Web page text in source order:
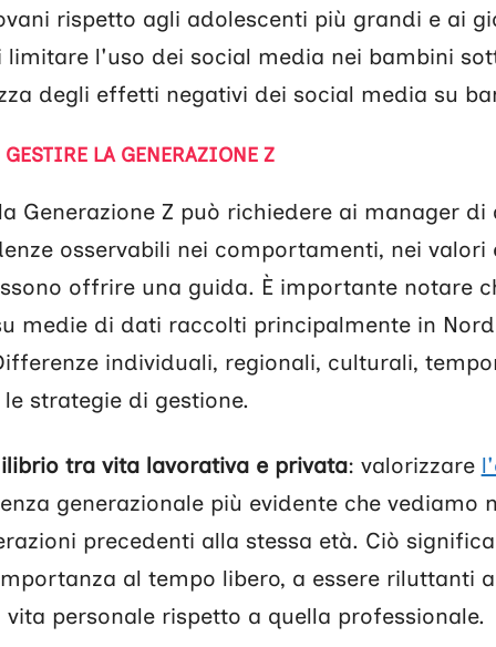
rispetto agli adolescenti più grandi e ai
limitare l'uso dei social media nei bambini
degli effetti negativi dei social media su
LA GENERAZIONE Z
Generazione Z può richiedere ai manager
osservabili nei comportamenti, nei valori
offrire una guida. È importante notare
medie di dati raccolti principalmente in
individuali, regionali, culturali,
strategie di gestione.
tra vita lavorativa e privata: valorizzare
generazionale più evidente che vediamo
precedenti alla stessa età. Ciò
al tempo libero, a essere riluttanti
personale rispetto a quella professionale.